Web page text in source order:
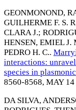
GEONMONOND,
GUILHERME F. S.
CLARA J.;
HENSEN, EMIEL J.
PEDRO H. C..
interactions:
species in
8560-8568, MAY 14
DA SILVA,